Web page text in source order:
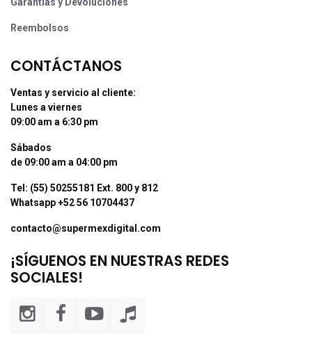
Garantías y Devoluciones
Reembolsos
CONTÁCTANOS
Ventas y servicio al cliente:
Lunes a viernes
09:00 am a 6:30 pm
Sábados
de 09:00 am a 04:00 pm
Tel: (55) 50255181 Ext. 800 y 812
Whatsapp +52 56 10704437
contacto@supermexdigital.com
¡SÍGUENOS EN NUESTRAS REDES
SOCIALES!